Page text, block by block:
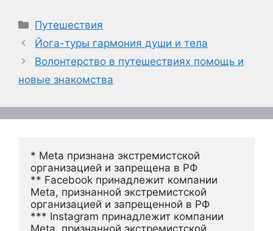
Рубрики
Путешествия
Йога-туры гармония души и тела
Волонтерство в путешествиях помощь и
новые знакомства
* Meta признана экстремистской
организацией и запрещена в РФ
** Facebook принадлежит компании
Meta, признанной экстремистской
организацией и запрещенной в РФ
*** Instagram принадлежит компании